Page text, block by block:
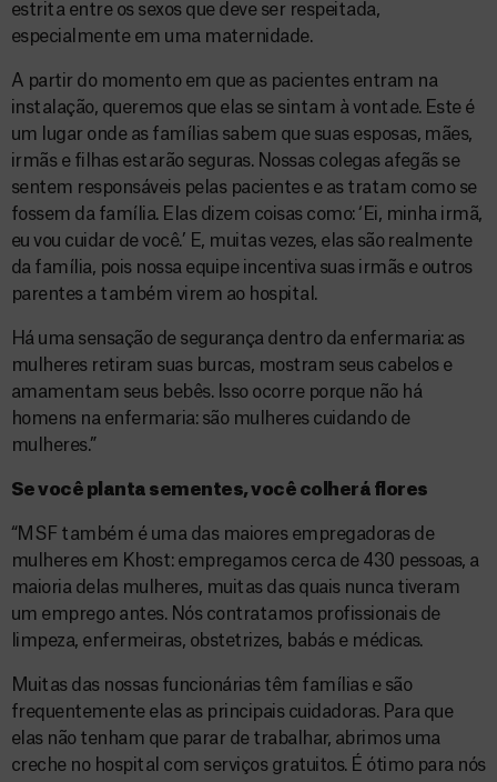
estrita entre os sexos que deve ser respeitada,
especialmente em uma maternidade.
A partir do momento em que as pacientes entram na
instalação, queremos que elas se sintam à vontade. Este é
um lugar onde as famílias sabem que suas esposas, mães,
irmãs e filhas estarão seguras. Nossas colegas afegãs se
sentem responsáveis pelas pacientes e as tratam como se
fossem da família. Elas dizem coisas como: ‘Ei, minha irmã,
eu vou cuidar de você.’ E, muitas vezes, elas são realmente
da família, pois nossa equipe incentiva suas irmãs e outros
parentes a também virem ao hospital.
Há uma sensação de segurança dentro da enfermaria: as
mulheres retiram suas burcas, mostram seus cabelos e
amamentam seus bebês. Isso ocorre porque não há
homens na enfermaria: são mulheres cuidando de
mulheres.”
Se você planta sementes, você colherá flores
“MSF também é uma das maiores empregadoras de
mulheres em Khost: empregamos cerca de 430 pessoas, a
maioria delas mulheres, muitas das quais nunca tiveram
um emprego antes. Nós contratamos profissionais de
limpeza, enfermeiras, obstetrizes, babás e médicas.
Muitas das nossas funcionárias têm famílias e são
frequentemente elas as principais cuidadoras. Para que
elas não tenham que parar de trabalhar, abrimos uma
creche no hospital com serviços gratuitos. É ótimo para nós